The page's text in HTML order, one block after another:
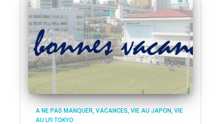
A NE PAS MANQUER VACANCES VIE AU JAPON VIE
AU LFI TOKYO